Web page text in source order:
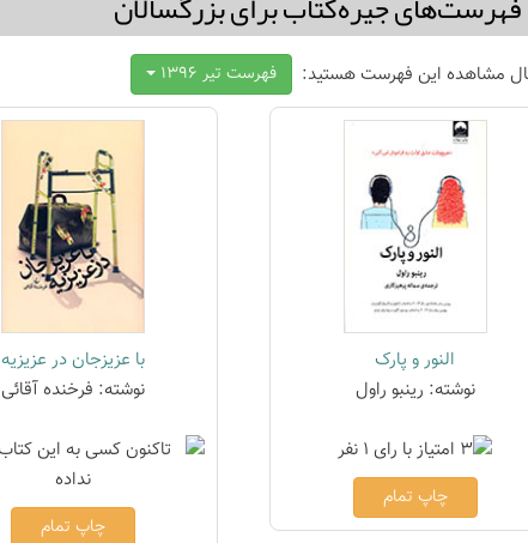
مشاهده این فهرست هستید: فهرست تير 1396
النور و پارک
نوشته: رینبو راول
چاپ تمام
با عزیزجان در عزیزیه
نوشته: فرخنده آقائی
چاپ تمام